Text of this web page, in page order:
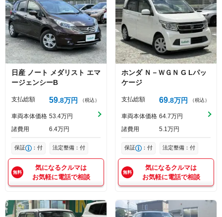
日産 ノート メダリスト エマ
ージェンシーB
支払総額 59 8万円 （税込）
車両本体価格 53 4万円
諸費用
6 4万円
保証 ：付 法定整備：付
気になるクルマは
お気軽に電話で相談
ホンダ Ｎ－ＷＧＮ G Lパッ
ケージ
支払総額 69 8万円 （税込）
車両本体価格 64 7万円
諸費用
5 1万円
保証 ：付 法定整備：付
気になるクルマは
お気軽に電話で相談